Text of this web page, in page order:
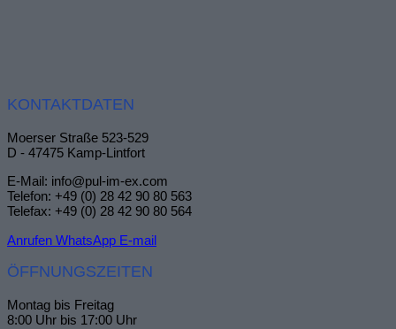
KONTAKTDATEN
Moerser Straße 523-529
D - 47475 Kamp-Lintfort
E-Mail: info@pul-im-ex.com
Telefon: +49 (0) 28 42 90 80 563
Telefax: +49 (0) 28 42 90 80 564
Anrufen WhatsApp E-mail
ÖFFNUNGSZEITEN
Montag bis Freitag
8:00 Uhr bis 17:00 Uhr